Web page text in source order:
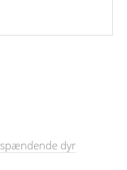
spændende dyr